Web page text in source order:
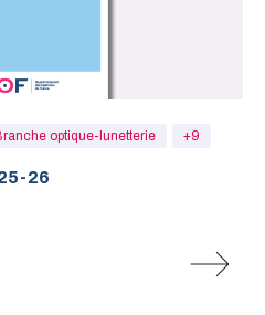
26
optique-lunetterie +9